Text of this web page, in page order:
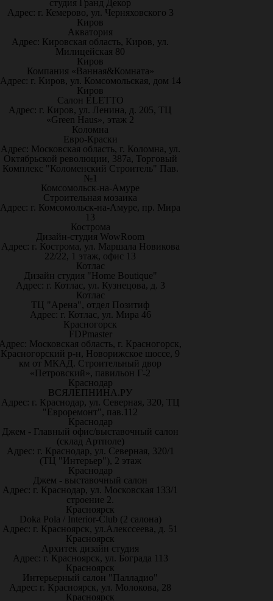
студия Гранд Декор
Адрес: г. Кемерово, ул. Черняховского 3
Киров
Акватория
Адрес: Кировская область, Киров, ул.
Милицейская 80
Киров
Компания «Ванная&Комната»
Адрес: г. Киров, ул. Комсомольская, дом 14
Киров
Салон ELETTO
Адрес: г. Киров, ул. Ленина, д. 205, ТЦ
«Green Haus», этаж 2
Коломна
Евро-Краски
Адрес: Московская область, г. Коломна, ул.
Октябрьской революции, 387а, Торговый
Комплекс "Коломенский Строитель" Пав.
№1
Комсомольск-на-Амуре
Строительная мозаика
Адрес: г. Комсомольск-на-Амуре, пр. Мира
13
Кострома
Дизайн-студия WowRoom
Адрес: г. Кострома, ул. Маршала Новикова
22/22, 1 этаж, офис 13
Котлас
Дизайн студия "Home Boutique"
Адрес: г. Котлас, ул. Кузнецова, д. 3
Котлас
ТЦ "Арена", отдел Позитиф
Адрес: г. Котлас, ул. Мира 46
Красногорск
FDPmaster
Московская область, г. Красногорск,
Красногорский р-н, Новорижское шоссе, 9
км от МКАД. Строительный двор
«Петровский», павильон Г-2
Краснодар
ВСЯЛЕПНИНА.РУ
Адрес: г. Краснодар, ул. Северная, 320, ТЦ
"Евроремонт", пав.112
Краснодар
Джем - Главный офис/выставочный салон
(склад Артполе)
Адрес: г. Краснодар, ул. Северная, 320/1
(ТЦ "Интерьер"), 2 этаж
Краснодар
Джем - выставочный салон
Адрес: г. Краснодар, ул. Московская 133/1
строение 2.
Красноярск
Doka Pola / Interior-Club (2 салона)
Адрес: г. Красноярск, ул.Алекссеева, д. 51
Красноярск
Архитек дизайн студия
Адрес: г. Красноярск, ул. Бограда 113
Красноярск
Интерьерный салон "Палладио"
Адрес: г. Красноярск, ул. Молокова, 28
Красноярск